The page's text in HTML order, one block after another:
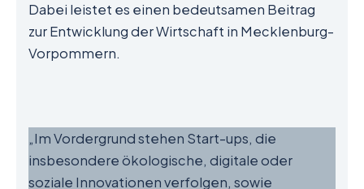
Dabei leistet es einen bedeutsamen Beitrag
zur Entwicklung der Wirtschaft in Mecklenburg-
Vorpommern.
„Im Vordergrund stehen Start-ups, die
insbesondere ökologische, digitale oder
soziale Innovationen verfolgen, sowie